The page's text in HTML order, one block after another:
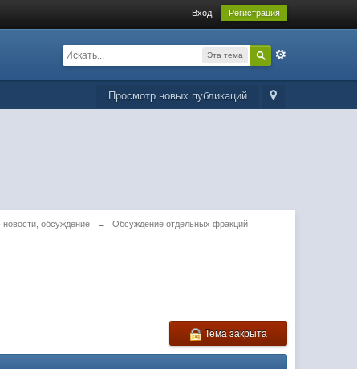
Вход Регистрация
Эта тема
Просмотр новых публикаций
новости, обсуждение → Обсуждение отдельных фракций
Тема закрыта